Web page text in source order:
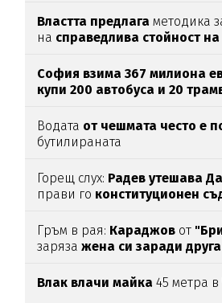
Властта предлага методика
на справедлива стойност на
София взима 367 милиона
купи 200 автобуса и 20
Водата от чешмата често е
бутилираната
Горещ слух: Радев утешава
прави го конституционен
Гръм в рая: Караджов от
зарязажена си заради друга
Влак влачи майка 45 метра в